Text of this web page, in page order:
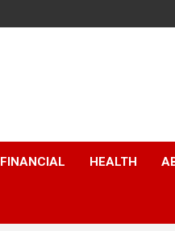
FINANCIAL HEALTH